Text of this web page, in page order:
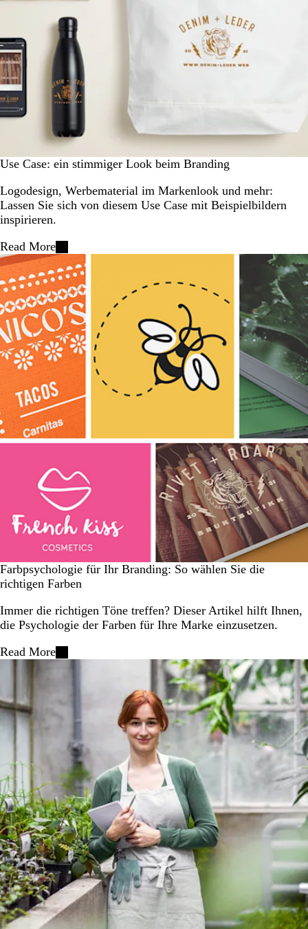
Use Case: ein stimmiger Look beim Branding
Logodesign, Werbematerial im Markenlook und mehr:
Lassen Sie sich von diesem Use Case mit Beispielbildern
inspirieren.
Read More
Farbpsychologie für Ihr Branding: So wählen Sie die
richtigen Farben
Immer die richtigen Töne treffen? Dieser Artikel hilft Ihnen,
die Psychologie der Farben für Ihre Marke einzusetzen.
Read More